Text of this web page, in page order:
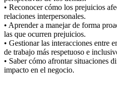
• Reconocer cómo los prejuicios
relaciones interpersonales.
• Aprender a manejar de forma
las que ocurren prejuicios.
• Gestionar las interacciones entre
de trabajo más respetuoso e
• Saber cómo afrontar situaciones
impacto en el negocio.